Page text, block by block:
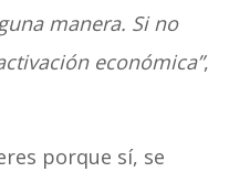
manera. Si no
económica”,
porque sí, se